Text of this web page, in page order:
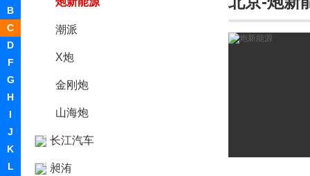
B
C
D
F
G
H
I
J
K
L
潮派
X炮
金刚炮
山海炮
长江汽车
昶洧